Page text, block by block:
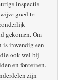
inspectie
goed te
gekomen. Om
is inwendig een
ook wel bij
en fonteinen.
zijn